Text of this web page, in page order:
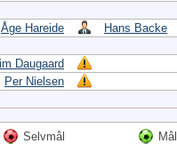
Åge Hareide Hans Backe
Daugaard
Per Nielsen
Selvmål